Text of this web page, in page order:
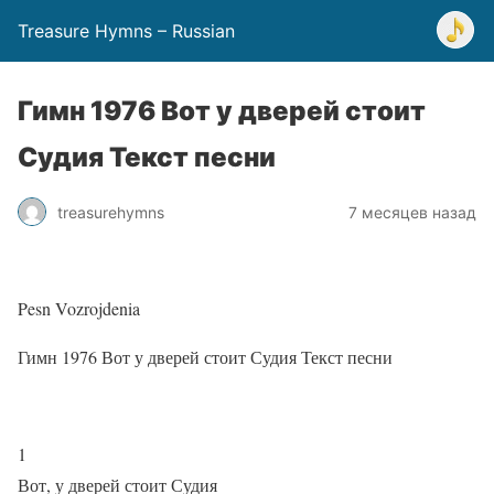
Treasure Hymns – Russian
Гимн 1976 Вот у дверей стоит
Судия Текст песни
treasurehymns 7 месяцев назад
Pesn Vozrojdenia
Гимн 1976 Вот у дверей стоит Судия Текст песни
1
Вот, у дверей стоит Судия